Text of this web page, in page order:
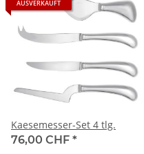
AUSVERKAUFT
Kaesemesser-Set 4 tlg.
76,00 CHF *